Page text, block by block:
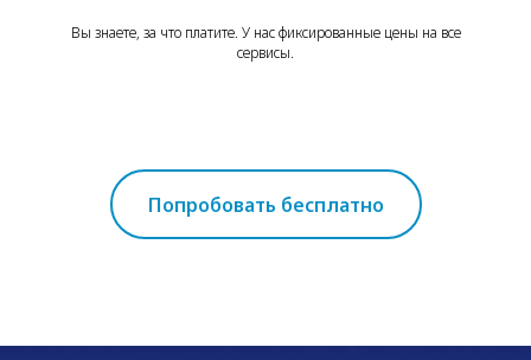
Вы знаете, за что платите. У нас фиксированные цены на все
сервисы.
Попробовать бесплатно